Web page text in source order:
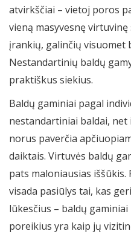
atvirkščiai – vietoj poros
vieną masyvesnę
įrankių, galinčių visuomet
Nestandartinių baldų
praktiškus siekius.
Baldų gaminiai pagal
nestandartiniai baldai,
norus paverčia
daiktais. Virtuvės baldų
pats maloniausias
visada pasiūlys tai, kas
lūkesčius – baldų
poreikius yra kaip jų